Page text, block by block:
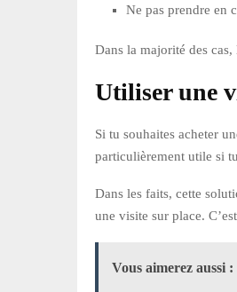
Ne pas prendre en
Dans la majorité des
Utiliser une
Si tu souhaites acheter
particulièrement utile si
Dans les faits, cette
une visite sur place.
Vous aimerez aussi :